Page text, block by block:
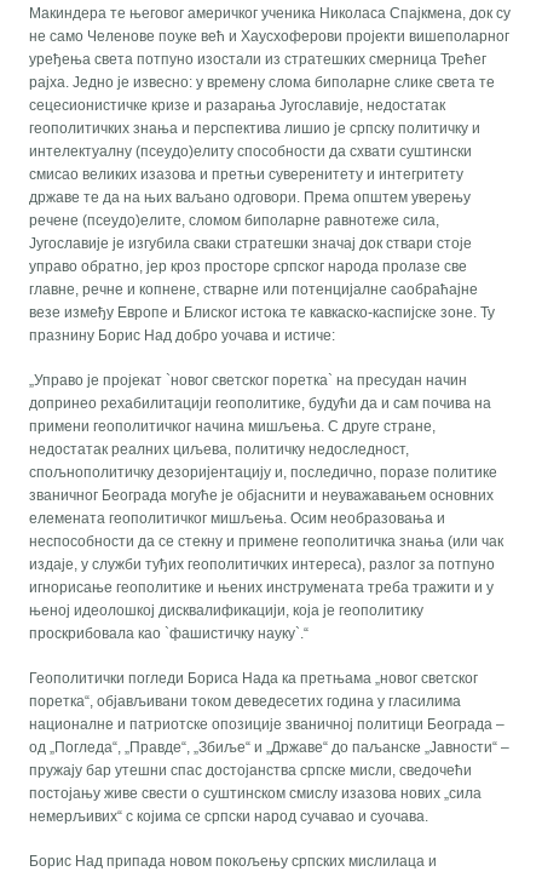
Макиндера те његовог америчког ученика Николаса Спајкмена, док су
не само Челенове поуке већ и Хаусхоферови пројекти вишеполарног
уређења света потпуно изостали из стратешких смерница Трећег
рајха. Једно је извесно: у времену слома биполарне слике света те
сецесионистичке кризе и разарања Југославије, недостатак
геополитичких знања и перспектива лишио је српску политичку и
интелектуалну (псеудо)елиту способности да схвати суштински
смисао великих изазова и претњи суверенитету и интегритету
државе те да на њих ваљано одговори. Према општем уверењу
речене (псеудо)елите, сломом биполарне равнотеже сила,
Југославије је изгубила сваки стратешки значај док ствари стоје
управо обратно, јер кроз просторе српског народа пролазе све
главне, речне и копнене, стварне или потенцијалне саобраћајне
везе између Европе и Блиског истока те кавкаско-каспијске зоне. Ту
празнину Борис Над добро уочава и истиче:
„Управо је пројекат `новог светског поретка` на пресудан начин
допринео рехабилитацији геополитике, будући да и сам почива на
примени геополитичког начина мишљења. С друге стране,
недостатак реалних циљева, политичку недоследност,
спољнополитичку дезоријентацију и, последично, поразе политике
званичног Београда могуће је објаснити и неуважавањем основних
елемената геополитичког мишљења. Осим необразовања и
неспособности да се стекну и примене геополитичка знања (или чак
издаје, у служби туђих геополитичких интереса), разлог за потпуно
игнорисање геополитике и њених инструмената треба тражити и у
њеној идеолошкој дисквалификацији, која је геополитику
проскрибовала као `фашистичку науку`.“
Геополитички погледи Бориса Нада ка претњама „новог светског
поретка“, објављивани током деведесетих година у гласилима
националне и патриотске опозиције званичној политици Београда –
од „Погледа“, „Правде“, „Збиље“ и „Државе“ до паљанске „Јавности“ –
пружају бар утешни спас достојанства српске мисли, сведочећи
постојању живе свести о суштинском смислу изазова нових „сила
немерљивих“ с којима се српски народ сучавао и суочава.
Борис Над припада новом покољењу српских мислилаца и